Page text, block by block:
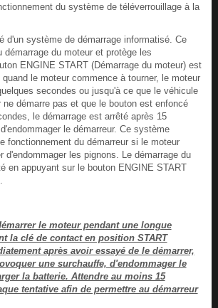
du système de téléverrouillage à la
d'un système de démarrage informatisé. Ce
du moteur et protège les
ENGINE START (Démarrage du moteur) est
le moteur commence à tourner, le moteur
secondes ou jusqu'à ce que le véhicule
démarre pas et que le bouton est enfoncé
le démarrage est arrêté après 15
le démarreur. Ce système
fonctionnement du démarreur si le moteur
d'endommager les pignons. Le démarrage du
en appuyant sur le bouton ENGINE START
le moteur pendant une longue
la clé de contact en position START
après avoir essayé de le démarrer,
une surchauffe, d'endommager le
la batterie. Attendre au moins 15
tentative afin de permettre au démarreur